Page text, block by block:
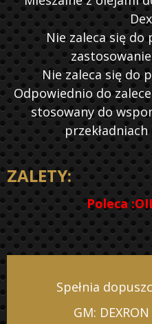
Nie zaleca się do
Nie zaleca się do
Odpowiednio do
stosowany do
ZALETY:
Poleca :
Spełnia
GM: